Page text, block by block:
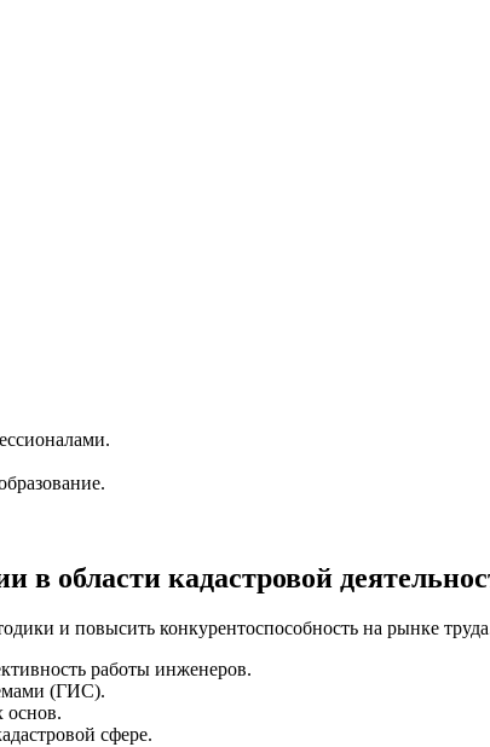
области кадастровой
и повысить конкурентоспособность на рынке
работы инженеров.
(ГИС).
основ.
сфере.